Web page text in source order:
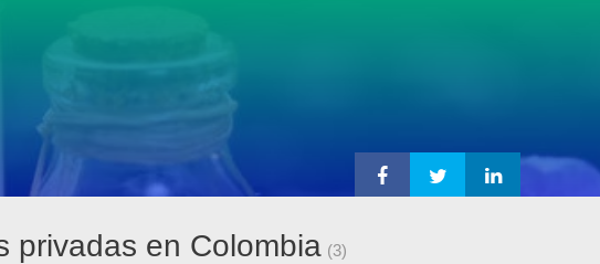
privadas en Colombia (3)